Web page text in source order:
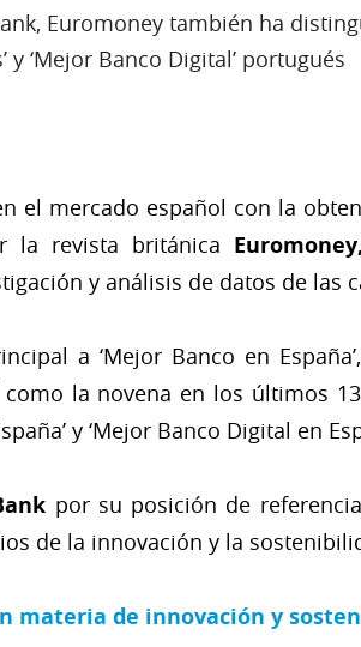
Euromoney también ha
y ‘Mejor Banco Digital’ portugués
el mercado español con la
la revista británica
y análisis de datos de las
a ‘Mejor Banco en
la novena en los últimos
y ‘Mejor Banco Digital en
por su posición de
de la innovación y la
materia de innovación y